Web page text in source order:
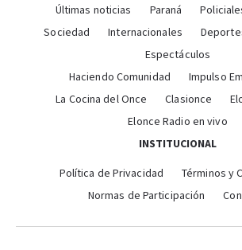
Últimas noticias Paraná
Sociedad
Internacionales
Espectáculos
Haciendo Comunidad
Impulso
La Cocina del Once
Clasionce
Elonce Radio en vivo
INSTITUCIONAL
Política de Privacidad
Términos y
Normas de Participación